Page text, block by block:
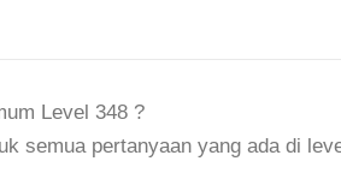
Level 348 ?
semua pertanyaan yang ada di